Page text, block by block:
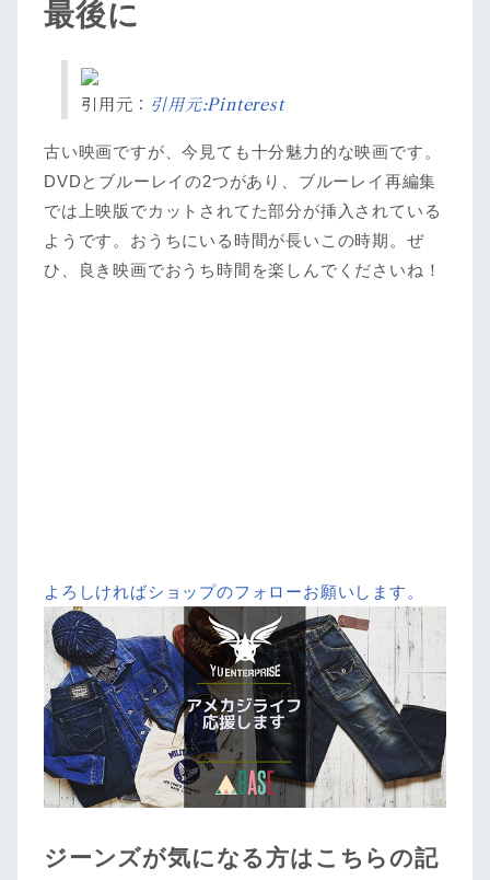
最後に
引用元： 引用元:Pinterest
古い映画ですが、今見ても十分魅力的な映画です。
DVDとブルーレイの2つがあり、ブルーレイ再編集
では上映版でカットされてた部分が挿入されている
ようです。おうちにいる時間が長いこの時期。ぜ
ひ、良き映画でおうち時間を楽しんでくださいね！
よろしければショップのフォローお願いします。
ジーンズが気になる方はこちらの記